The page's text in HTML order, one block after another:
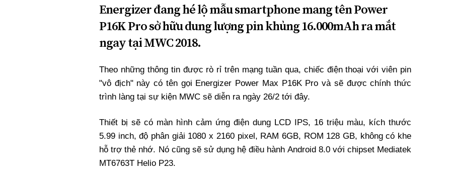
Energizer đang hé lộ mẫu smartphone mang tên Power
P16K Pro sở hữu dung lượng pin khủng 16.000mAh ra mắt
ngay tại MWC 2018.
Theo những thông tin được rò rỉ trên mạng tuần qua, chiếc điện thoại với viên pin
"vô địch" này có tên gọi Energizer Power Max P16K Pro và sẽ được chính thức
trình làng tại sự kiện MWC sẽ diễn ra ngày 26/2 tới đây.
Thiết bị sẽ có màn hình cảm ứng điện dung LCD IPS, 16 triệu màu, kích thước
5.99 inch, độ phân giải 1080 x 2160 pixel, RAM 6GB, ROM 128 GB, không có khe
hỗ trợ thẻ nhớ. Nó cũng sẽ sử dụng hệ điều hành Android 8.0 với chipset Mediatek
MT6763T Helio P23.